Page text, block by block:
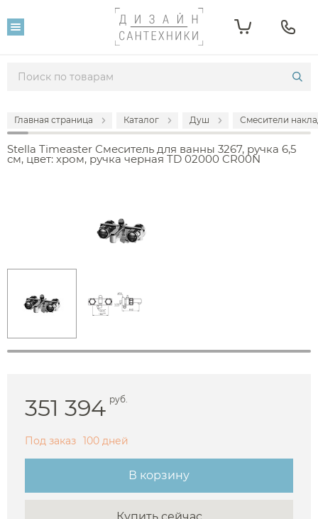
Главная страница Каталог Душ Смесители
Stella Timeaster Смеситель для ванны 3267, ручка 6,5
см, цвет: хром, ручка черная TD 02000 CR00N
351 394 руб.
Под заказ 100 дней
В корзину